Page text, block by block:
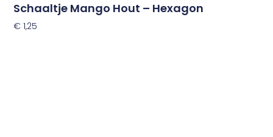
Schaaltje Mango Hout – Hexagon
€ 1,25